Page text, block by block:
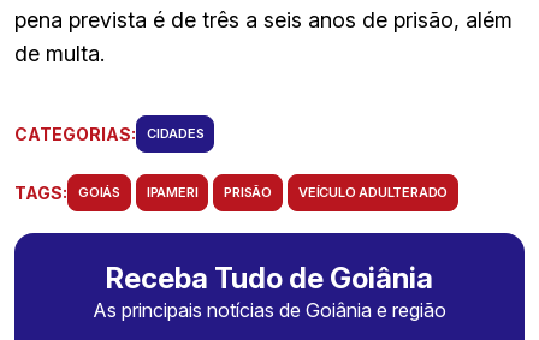
pena prevista é de três a seis anos de prisão, além
de multa.
CATEGORIAS: CIDADES
TAGS: GOIÁS IPAMERI PRISÃO VEÍCULO ADULTERADO
Receba Tudo de Goiânia
As principais notícias de Goiânia e região